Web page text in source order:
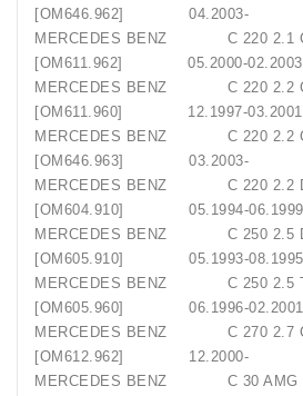
[OM646.962] 04.2003-
MERCEDES BENZ C
[OM611.962] 05.2000-
MERCEDES BENZ C
[OM611.960] 12.1997-
MERCEDES BENZ C
[OM646.963] 03.2003-
MERCEDES BENZ C
[OM604.910] 05.1994-
MERCEDES BENZ C
[OM605.910] 05.1993-
MERCEDES BENZ C
[OM605.960] 06.1996-
MERCEDES BENZ C
[OM612.962] 12.2000-
MERCEDES BENZ C 30